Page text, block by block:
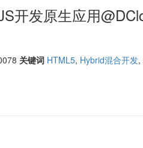
开发原生应用
关键词 HTML5, Hybrid混合开发,